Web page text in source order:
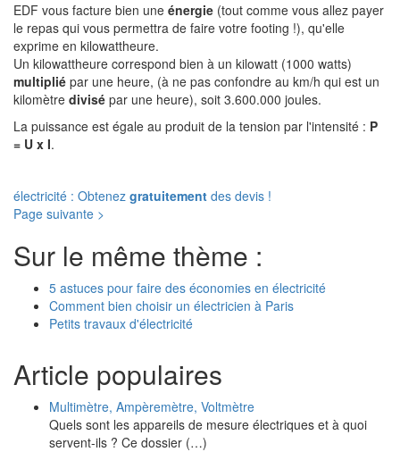
EDF vous facture bien une énergie (tout comme vous allez payer
le repas qui vous permettra de faire votre footing !), qu'elle
exprime en kilowattheure.
Un kilowattheure correspond bien à un kilowatt (1000 watts)
multiplié par une heure, (à ne pas confondre au km/h qui est un
kilomètre divisé par une heure), soit 3.600.000 joules.
La puissance est égale au produit de la tension par l'intensité : P
= U x I.
électricité : Obtenez gratuitement des devis !
Page suivante >
Sur le même thème :
5 astuces pour faire des économies en électricité
Comment bien choisir un électricien à Paris
Petits travaux d'électricité
Article populaires
Multimètre, Ampèremètre, Voltmètre
Quels sont les appareils de mesure électriques et à quoi
servent-ils ? Ce dossier (…)